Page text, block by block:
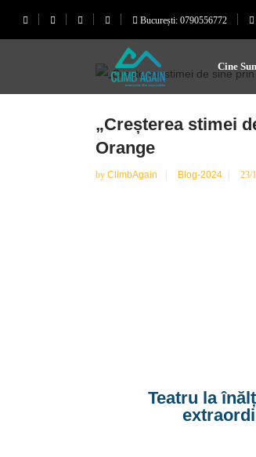
București: 0790556772
Cine
„Creșterea stimei
Orange
by ClimbAgain Blog-2024 23/
Teatru la